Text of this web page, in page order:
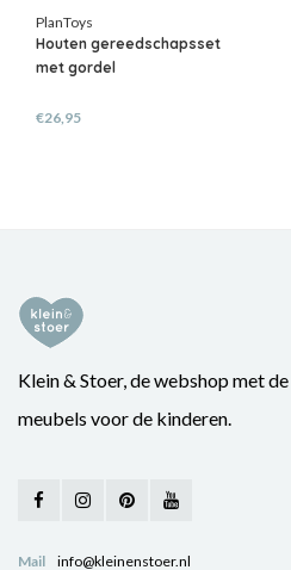
PlanToys
Houten gereedschapsset
met gordel
€26,95
Klein & Stoer, de webshop met
meubels voor de kinderen.
Mail info@kleinenstoer.nl